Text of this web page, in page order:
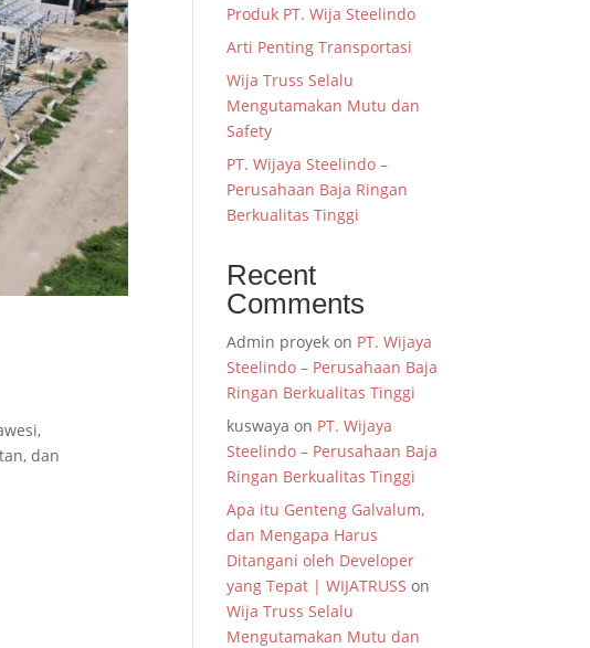
dan
Produk PT. Wija Steelindo
Arti Penting Transportasi
Wija Truss Selalu
Mengutamakan Mutu dan
Safety
PT. Wijaya Steelindo –
Perusahaan Baja Ringan
Berkualitas Tinggi
Recent
Comments
Admin proyek on PT. Wijaya
Steelindo – Perusahaan Baja
Ringan Berkualitas Tinggi
kuswaya on PT. Wijaya
Steelindo – Perusahaan Baja
Ringan Berkualitas Tinggi
Apa itu Genteng Galvalum,
dan Mengapa Harus
Ditangani oleh Developer
yang Tepat | WIJATRUSS on
Wija Truss Selalu
Mengutamakan Mutu dan